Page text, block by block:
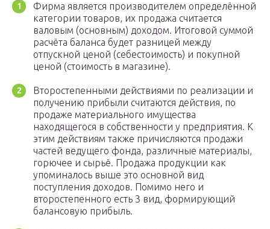
Фирма является производителем определённой
категории товаров, их продажа считается
валовым (основным) доходом. Итоговой суммой
расчёта баланса будет разницей между
отпускной ценой (себестоимость) и покупной
ценой (стоимость в магазине).
Второстепенными действиями по реализации и
получению прибыли считаются действия, по
продаже материального имущества
находящегося в собственности у предприятия. К
этим действиям также причисляются продажи
частей ведущего фонда, различные материалы,
горючее и сырьё. Продажа продукции как
упоминалось выше это основной вид
поступления доходов. Помимо него и
второстепенного есть 3 вид, формирующий
балансовую прибыль.